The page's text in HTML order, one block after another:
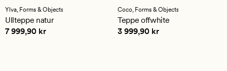
med
en
gjennomsnittlig
vurdering
Ylva, Forms & Objects
Ullteppe natur
Pris 7 999,90 kr
7 999,90 kr
med
en
gjennomsnittlig
vurdering
Coco, Forms & Objects
Teppe offwhite
Pris 3 999,90 kr
3 999,90 kr